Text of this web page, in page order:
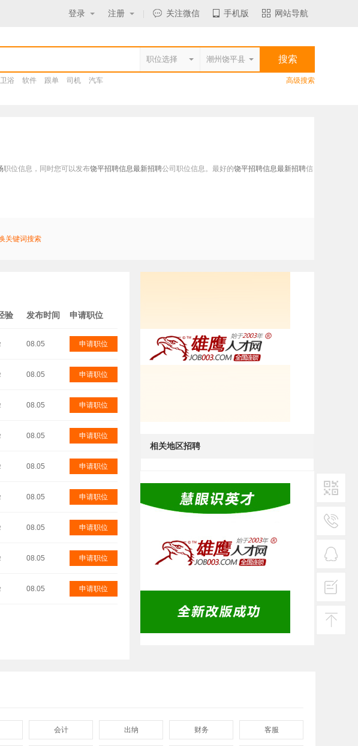
登录 注册 关注微信 手机版 网站导航
卫浴 软件 跟单 司机 汽车 高级搜索
职位信息，同时您可以发布饶平招聘信息最新招聘公司职位信息。最好的饶平招聘信息最新招聘信
关键词搜索
验 发布时间 申请职位
08.05 申请职位
08.05 申请职位
08.05 申请职位
08.05 申请职位
08.05 申请职位
08.05 申请职位
08.05 申请职位
08.05 申请职位
08.05 申请职位
相关地区招聘
会计 出纳 财务 客服
二维码1
热线
客服
建议